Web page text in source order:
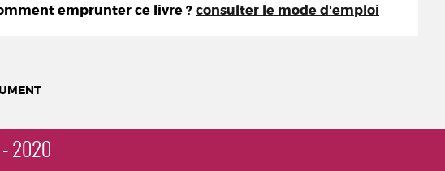
emprunter ce livre ? consulter le mode d'emploi
- 2020